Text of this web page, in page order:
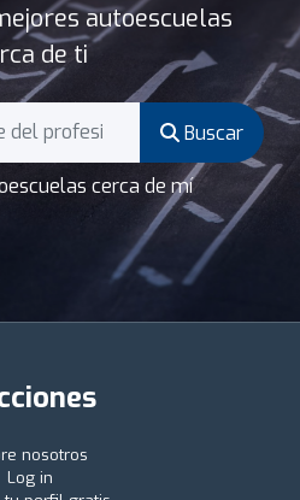
autoescuelas
de ti
Buscar
cerca de mí
nosotros
Log in